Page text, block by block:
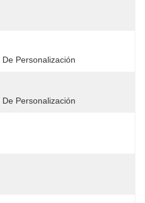
Personalización
Personalización